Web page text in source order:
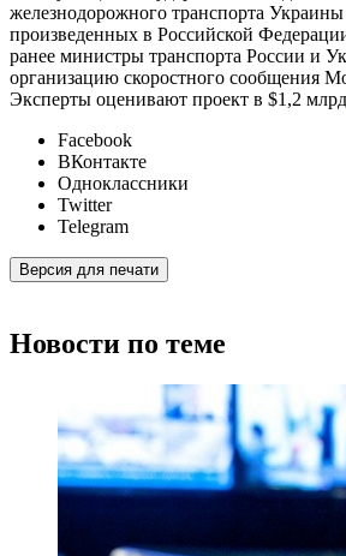
железнодорожного транспорта Украины
произведенных в Российской
ранее министры транспорта России и
организацию скоростного сообщения
Эксперты оценивают проект в $1,2
Facebook
ВКонтакте
Одноклассники
Twitter
Telegram
Версия для печати
Новости по теме